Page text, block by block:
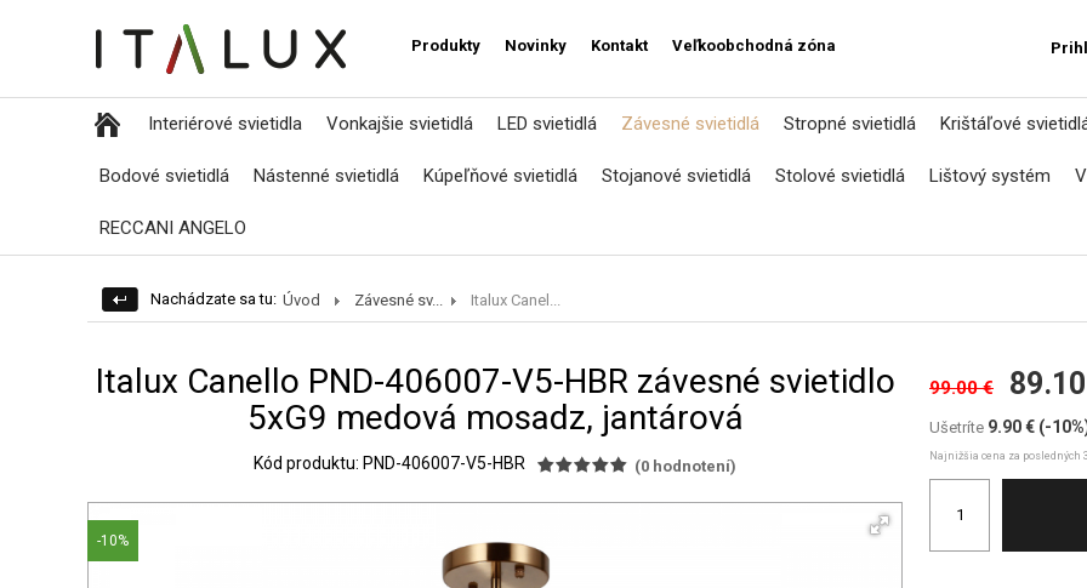
Produkty Novinky Kontakt Veľkoobchodná zóna
Interiérové svietidla Vonkajšie svietidlá LED svietidlá Závesné svietidlá Stropné svietidlá Krištáľové
Bodové svietidlá Nástenné svietidlá Kúpeľňové svietidlá Stojanové svietidlá Stolové svietidlá Lištový systém
RECCANI ANGELO
Nachádzate sa tu: Úvod Závesné sv... Italux Canel...
Italux Canello PND-406007-V5-HBR závesné svietidlo
5xG9 medová mosadz, jantárová
Kód produktu: PND-406007-V5-HBR (0 hodnotení)
-10%
99.00 €
Ušetríte 9.90 € (-
Najnižšia cena za posledných